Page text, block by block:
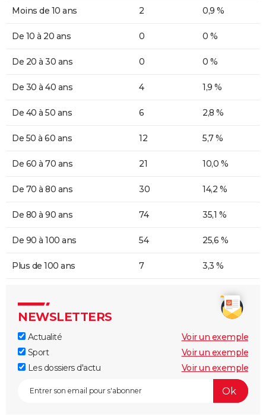
Moins de 10 ans 2 0,9 %
De 10 à 20 ans 0 0 %
De 20 à 30 ans 0 0 %
De 30 à 40 ans 4 1,9 %
De 40 à 50 ans 6 2,8 %
De 50 à 60 ans 12 5,7 %
De 60 à 70 ans 21 10,0 %
De 70 à 80 ans 30 14,2 %
De 80 à 90 ans 74 35,1 %
De 90 à 100 ans 54 25,6 %
Plus de 100 ans 7 3,3 %
NEWSLETTERS
Actualité
Voir un exemple
Sport
Voir un exemple
Les dossiers d'actu
Voir un exemple